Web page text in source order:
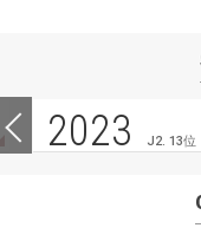
2023 J2. 13位